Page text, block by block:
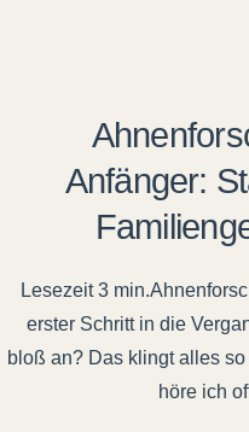
Anfänger:
erster Schritt in die
bloß an? Das klingt alles
höre ich